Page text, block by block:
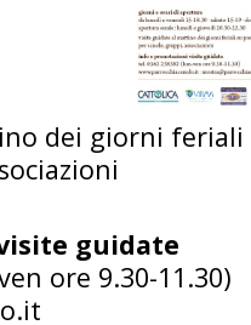
dei giorni feriali
guidate
ore 9.30-11.30)